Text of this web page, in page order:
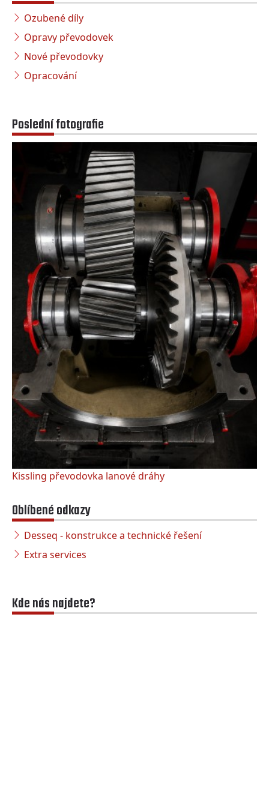
Ozubené díly
Opravy převodovek
Nové převodovky
Opracování
Poslední fotografie
Kissling převodovka lanové dráhy
Oblíbené odkazy
Desseq - konstrukce a technické řešení
Extra services
Kde nás najdete?